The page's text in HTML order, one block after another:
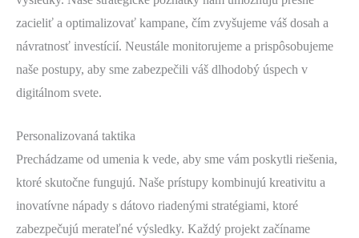
zacieliť a optimalizovať kampane, čím zvyšujeme váš dosah a
návratnosť investícií. Neustále monitorujeme a prispôsobujeme
naše postupy, aby sme zabezpečili váš dlhodobý úspech v
digitálnom svete.
Personalizovaná taktika
Prechádzame od umenia k vede, aby sme vám poskytli riešenia,
ktoré skutočne fungujú. Naše prístupy kombinujú kreativitu a
inovatívne nápady s dátovo riadenými stratégiami, ktoré
zabezpečujú merateľné výsledky. Každý projekt začíname